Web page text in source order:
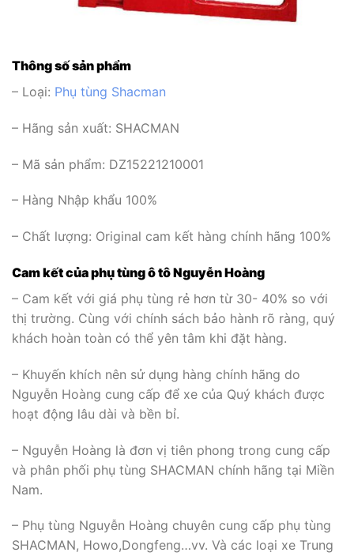
Thông số sản phẩm
– Loại: Phụ tùng Shacman
– Hãng sản xuất: SHACMAN
– Mã sản phẩm: DZ15221210001
– Hàng Nhập khẩu 100%
– Chất lượng: Original cam kết hàng chính hãng 100%
Cam kết của phụ tùng ô tô Nguyễn Hoàng
– Cam kết với giá phụ tùng rẻ hơn từ 30- 40% so với
thị trường. Cùng với chính sách bảo hành rõ ràng, quý
khách hoàn toàn có thể yên tâm khi đặt hàng.
– Khuyến khích nên sử dụng hàng chính hãng do
Nguyễn Hoàng cung cấp để xe của Quý khách được
hoạt động lâu dài và bền bỉ.
– Nguyễn Hoàng là đơn vị tiên phong trong cung cấp
và phân phối phụ tùng SHACMAN chính hãng tại Miền
Nam.
– Phụ tùng Nguyễn Hoàng chuyên cung cấp phụ tùng
SHACMAN, Howo,Dongfeng…vv. Và các loại xe Trung